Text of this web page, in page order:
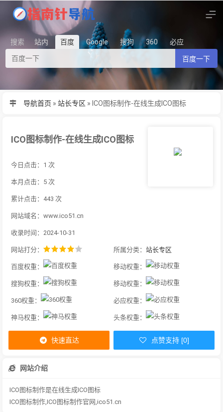
搜索 站内 百度 Google 搜狗 360 必应
百度一下
导航首页 » 站长专区 » ICO图标制作-在线生成ICO图标
ICO图标制作-在线生成ICO图标
今日点击：1 次
本月点击：5 次
累计点击：443 次
网站域名：www.ico51.cn
收录时间：2024-10-31
网站打分： 所属分类： 站长专区
百度权重： 移动权重：
搜狗权重： 移动权重：
360权重： 必应权重：
神马权重： 头条权重：
快速直达 点赞支持 [0]
网站介绍
ICO图标制作是在线生成ICO图标
ICO图标制作,ICO图标制作官网,ico51.cn